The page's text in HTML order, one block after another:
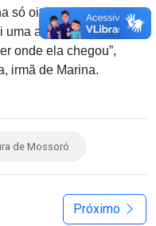
só oito anos quando
uma aluna muito
onde ela chegou”,
irmã de Marina.
de Mossoró
Próximo